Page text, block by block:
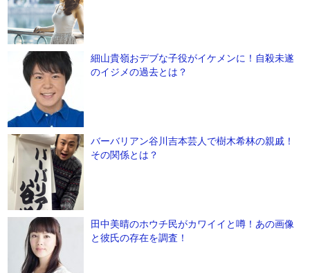
細山貴嶺おデブな子役がイケメンに！自殺未遂
のイジメの過去とは？
バーバリアン谷川吉本芸人で樹木希林の親戚！
その関係とは？
田中美晴のホウチ民がカワイイと噂！あの画像
と彼氏の存在を調査！